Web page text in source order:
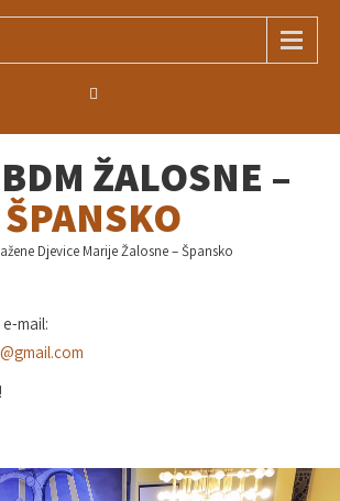
ŽALOSNE –
ŠPANSKO
Djevice Marije Žalosne – Špansko
mail: